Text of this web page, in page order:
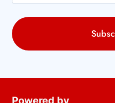
Powered by